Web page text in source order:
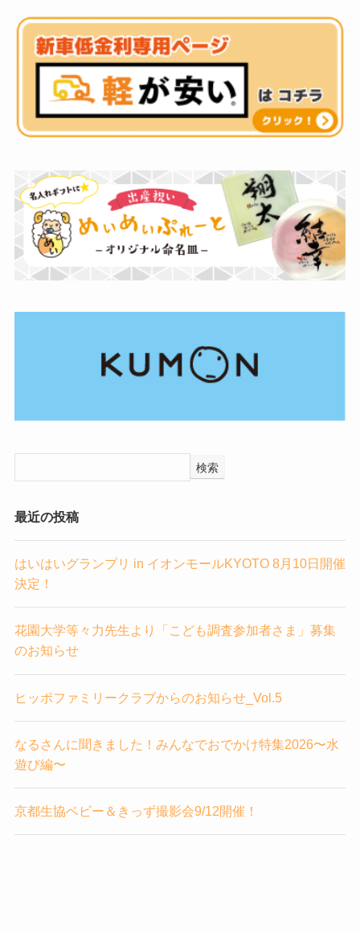
検索
最近の投稿
はいはいグランプリ in イオンモールKYOTO 8月10日開催
決定！
花園大学等々力先生より「こども調査参加者さま」募集
のお知らせ
ヒッポファミリークラブからのお知らせ_Vol.5
なるさんに聞きました！みんなでおでかけ特集2026〜水
遊び編〜
京都生協ベビー＆きっず撮影会9/12開催！